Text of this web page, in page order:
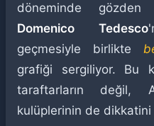
döneminde
Domenico Tedesco
geçmesiyle birlikte
grafiği sergiliyor. Bu
taraftarların değil,
kulüplerinin de dikkatini